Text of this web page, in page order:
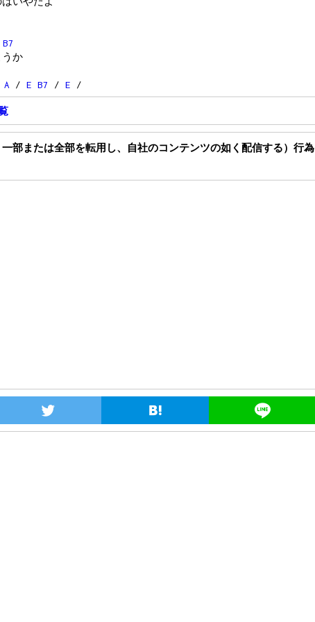
B7
か
A / E B7 / E /
部または全部を転用し、自社のコンテンツの如く配信する）行為